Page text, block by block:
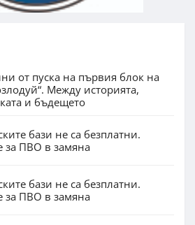
от пуска на първия блок на
Между историята,
и бъдещето
бази не са безплатни.
за ПВО в замяна
бази не са безплатни.
за ПВО в замяна